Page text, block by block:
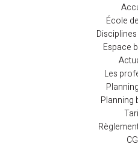
École
Espace
Les
Planning